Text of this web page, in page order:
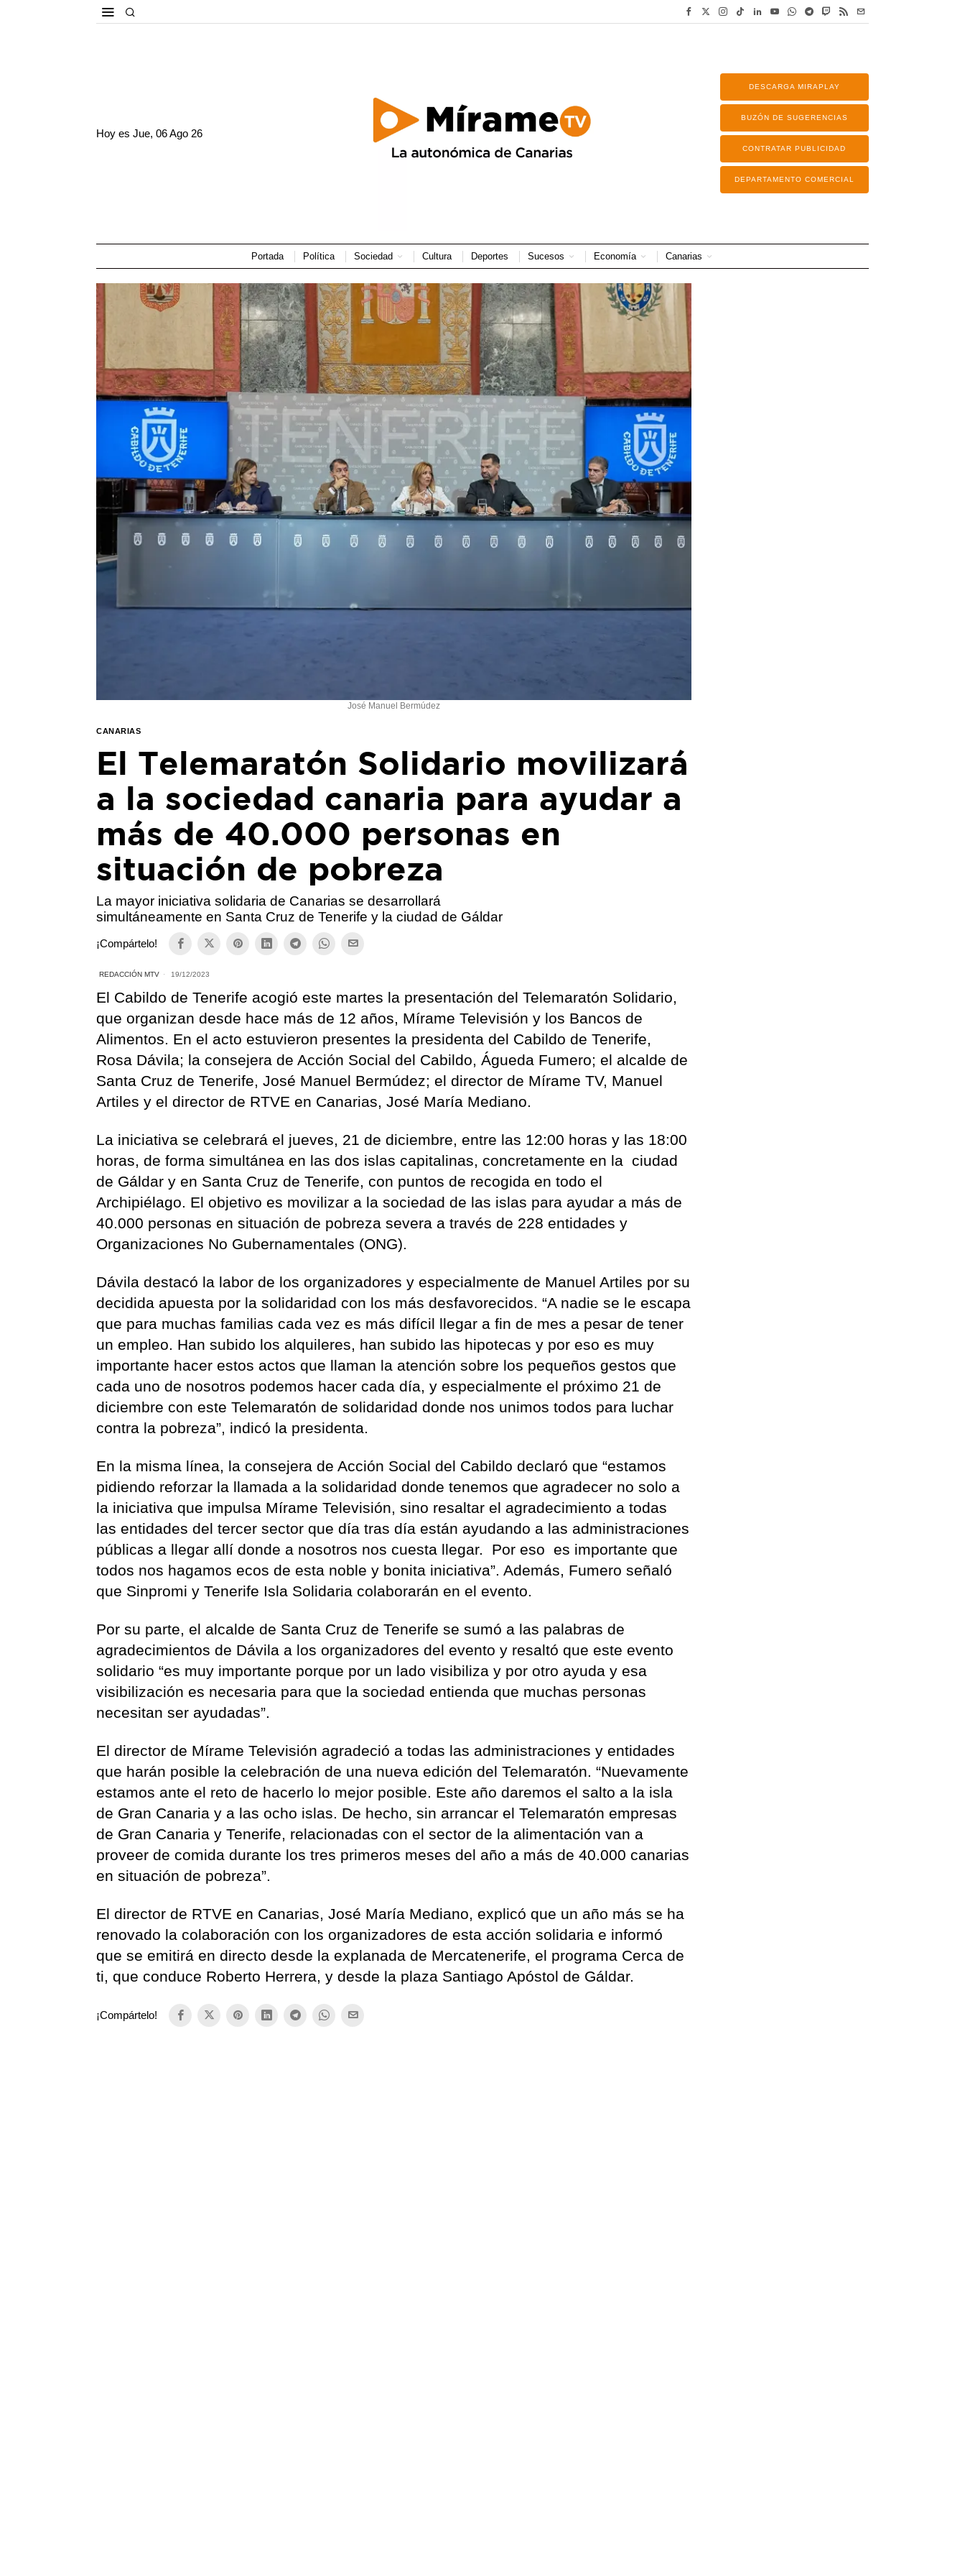
Hoy esJue, 06 Ago 26
DESCARGA MIRAPLAY
BUZÓN DE SUGERENCIAS
CONTRATAR PUBLICIDAD
DEPARTAMENTO COMERCIAL
Portada Política Sociedad Cultura Deportes Sucesos Economía Canarias
José Manuel Bermúdez
CANARIAS
El Telemaratón Solidario movilizará
a la sociedad canaria para ayudar a
más de 40.000 personas en
situación de pobreza
La mayor iniciativa solidaria de Canarias se desarrollará
simultáneamente en Santa Cruz de Tenerife y la ciudad de Gáldar
¡Compártelo!
REDACCIÓN MTV 19/12/2023
El Cabildo de Tenerife acogió este martes la presentación del Telemaratón Solidario,
que organizan desde hace más de 12 años, Mírame Televisión y los Bancos de
Alimentos. En el acto estuvieron presentes la presidenta del Cabildo de Tenerife,
Rosa Dávila; la consejera de Acción Social del Cabildo, Águeda Fumero; el alcalde de
Santa Cruz de Tenerife, José Manuel Bermúdez; el director de Mírame TV, Manuel
Artiles y el director de RTVE en Canarias, José María Mediano.
La iniciativa se celebrará el jueves, 21 de diciembre, entre las 12:00 horas y las 18:00
horas, de forma simultánea en las dos islas capitalinas, concretamente en la ciudad
de Gáldar y en Santa Cruz de Tenerife, con puntos de recogida en todo el
Archipiélago. El objetivo es movilizar a la sociedad de las islas para ayudar a más de
40.000 personas en situación de pobreza severa a través de 228 entidades y
Organizaciones No Gubernamentales (ONG).
Dávila destacó la labor de los organizadores y especialmente de Manuel Artiles por su
decidida apuesta por la solidaridad con los más desfavorecidos. “A nadie se le escapa
que para muchas familias cada vez es más difícil llegar a fin de mes a pesar de tener
un empleo. Han subido los alquileres, han subido las hipotecas y por eso es muy
importante hacer estos actos que llaman la atención sobre los pequeños gestos que
cada uno de nosotros podemos hacer cada día, y especialmente el próximo 21 de
diciembre con este Telemaratón de solidaridad donde nos unimos todos para luchar
contra la pobreza”, indicó la presidenta.
En la misma línea, la consejera de Acción Social del Cabildo declaró que “estamos
pidiendo reforzar la llamada a la solidaridad donde tenemos que agradecer no solo a
la iniciativa que impulsa Mírame Televisión, sino resaltar el agradecimiento a todas
las entidades del tercer sector que día tras día están ayudando a las administraciones
públicas a llegar allí donde a nosotros nos cuesta llegar. Por eso es importante que
todos nos hagamos ecos de esta noble y bonita iniciativa”. Además, Fumero señaló
que Sinpromi y Tenerife Isla Solidaria colaborarán en el evento.
Por su parte, el alcalde de Santa Cruz de Tenerife se sumó a las palabras de
agradecimientos de Dávila a los organizadores del evento y resaltó que este evento
solidario “es muy importante porque por un lado visibiliza y por otro ayuda y esa
visibilización es necesaria para que la sociedad entienda que muchas personas
necesitan ser ayudadas”.
El director de Mírame Televisión agradeció a todas las administraciones y entidades
que harán posible la celebración de una nueva edición del Telemaratón. “Nuevamente
estamos ante el reto de hacerlo lo mejor posible. Este año daremos el salto a la isla
de Gran Canaria y a las ocho islas. De hecho, sin arrancar el Telemaratón empresas
de Gran Canaria y Tenerife, relacionadas con el sector de la alimentación van a
proveer de comida durante los tres primeros meses del año a más de 40.000 canarias
en situación de pobreza”.
El director de RTVE en Canarias, José María Mediano, explicó que un año más se ha
renovado la colaboración con los organizadores de esta acción solidaria e informó
que se emitirá en directo desde la explanada de Mercatenerife, el programa Cerca de
ti, que conduce Roberto Herrera, y desde la plaza Santiago Apóstol de Gáldar.
¡Compártelo!